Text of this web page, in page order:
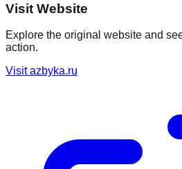
Visit Website
Explore the original website and
action.
Visitazbyka.ru